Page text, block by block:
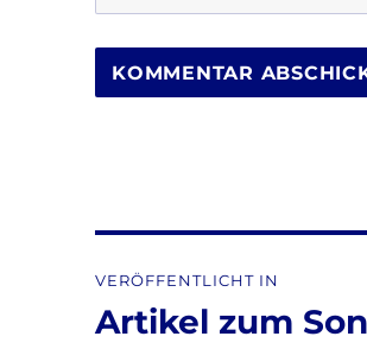
VERÖFFENTLICHT IN
Artikel zum